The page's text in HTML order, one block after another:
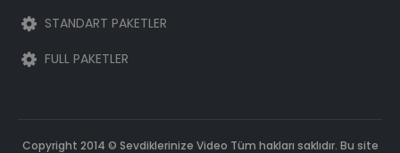
STANDART PAKETLER
FULL PAKETLER
Copyright 2014 © Sevdiklerinize Video Tüm hakları saklıdır. Bu site